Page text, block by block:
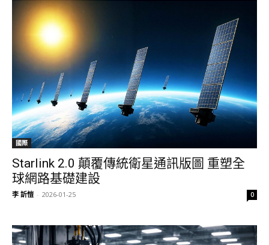
國際
Starlink 2.0 顛覆傳統衛星通訊版圖 重塑全
球網路基礎建設
李 訢愷 - 2026-01-25 0